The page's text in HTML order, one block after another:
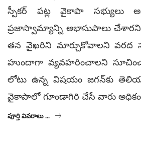
స్పీకర్ పట్ల వైకాపా సభ్యులు
ప్రజాస్వామ్యాన్ని అభాసుపాలు
తన వైఖరిని మార్చుకోవాలని వరద
హుందాగా వ్యవహరించాలని
లోటు ఉన్న విషయం జగన్‌కు
వైకాపాలో గూండాగిరి చేసే వారు
పూర్తి వివరాలు ...